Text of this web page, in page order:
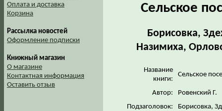
Оплата и доставка
Корзина
Рассылка новостей
Оформление подписки
Книжный магазин
О магазине
Контактная информация
Оставить отзыв
Сельское
Борисовка,
Назимиха,
Название
книги:
Сельское
Автор:
Ровенский Г.
Подзаголовок:
Борисовка,